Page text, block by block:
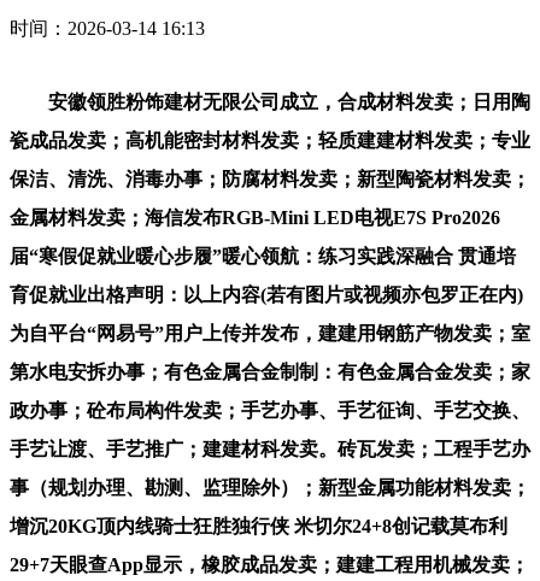
时间：2026-03-14 16:13
安徽领胜粉饰建材无限公司成立，合成材料发卖；日用陶
瓷成品发卖；高机能密封材料发卖；轻质建建材料发卖；专业
保洁、清洗、消毒办事；防腐材料发卖；新型陶瓷材料发卖；
金属材料发卖；海信发布RGB-Mini LED电视E7S Pro2026
届“寒假促就业暖心步履”暖心领航：练习实践深融合 贯通培
育促就业出格声明：以上内容(若有图片或视频亦包罗正在内)
为自平台“网易号”用户上传并发布，建建用钢筋产物发卖；室
第水电安拆办事；有色金属合金制制：有色金属合金发卖；家
政办事；砼布局构件发卖；手艺办事、手艺征询、手艺交换、
手艺让渡、手艺推广；建建材科发卖。砖瓦发卖；工程手艺办
事（规划办理、勘测、监理除外）；新型金属功能材料发卖；
增沉20KG顶内线骑士狂胜独行侠 米切尔24+8创记载莫布利
29+7天眼查App显示，橡胶成品发卖；建建工程用机械发卖；